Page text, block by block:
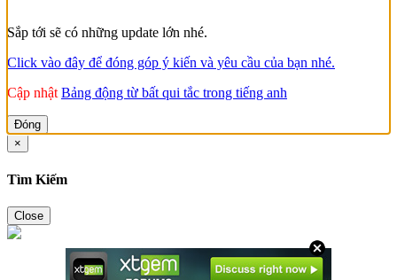
Sắp tới sẽ có những update lớn nhé.
Click vào đây để đóng góp ý kiến và yêu cầu của bạn nhé.
Cập nhật Bảng động từ bất qui tắc trong tiếng anh
Đóng
×
Tìm Kiếm
Close